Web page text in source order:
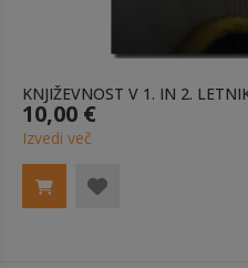
10,00 €
Izvedi več